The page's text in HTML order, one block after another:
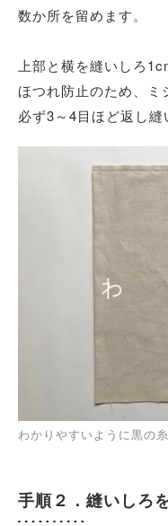
数か所を留めます。
上部と横を縫いしろ
ほつれ防止のため、ミ
必ず3～4目ほど返し縫
わかりやすいように黒の
手順２．縫いしろ